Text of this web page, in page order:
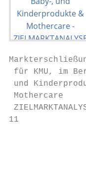
für KMU, im
und
Mothercare
11